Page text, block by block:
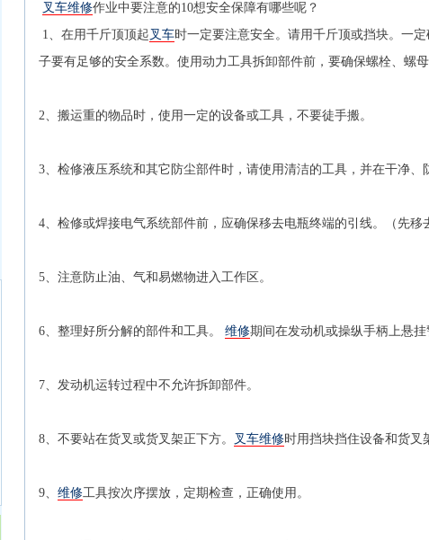
叉车维修作业中要注意的10想安全保障有哪些呢？
1、在用千斤顶顶起 叉车时一定要注意安全。请用千斤顶或挡块。一
子要有足够的安全系数。使用动力工具拆卸部件前，要确保螺栓、螺
2、搬运重的物品时，使用一定的设备或工具，不要徒手搬。
3、检修液压系统和其它防尘部件时，请使用清洁的工具，并在干净、
4、检修或焊接电气系统部件前，应确保移去电瓶终端的引线。（先
5、注意防止油、气和易燃物进入工作区。
6、整理好所分解的部件和工具。 维修期间在发动机或操纵手柄上悬挂
7、发动机运转过程中不允许拆卸部件。
8、不要站在货叉或货叉架正下方。 叉车维修时用挡块挡住设备和货叉
9、 维修工具按次序摆放，定期检查，正确使用。